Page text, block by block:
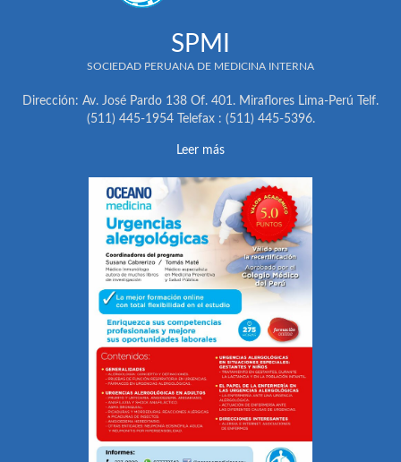
SPMI
SOCIEDAD PERUANA DE MEDICINA INTERNA
Dirección: Av. José Pardo 138 Of. 401. Miraflores Lima-Perú Telf.
(511) 445-1954 Telefax : (511) 445-5396.
Leer más